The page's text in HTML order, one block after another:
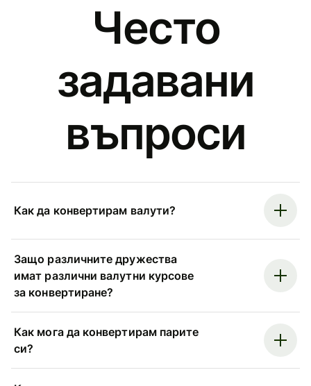
Често
задавани
въпроси
Как да конвертирам валути?
Защо различните дружества
имат различни валутни курсове
за конвертиране?
Как мога да конвертирам парите
си?